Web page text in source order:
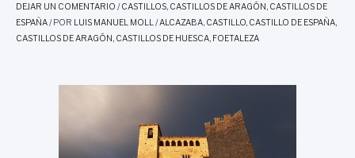
DEJAR UN COMENTARIO /CASTILLOS, CASTILLOS DE ARAGÓN, CASTILLOS DE
ESPAÑA/ POR LUIS MANUEL MOLL/ALCAZABA, CASTILLO, CASTILLO DE ESPAÑA,
CASTILLOS DE ARAGÓN, CASTILLOS DE HUESCA, FOETALEZA